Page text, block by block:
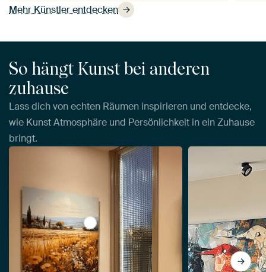
Mehr Künstler entdecken
So hängt Kunst bei anderen
zuhause
Lass dich von echten Räumen inspirieren und entdecke,
wie Kunst Atmosphäre und Persönlichkeit in ein Zuhause
bringt.
View Toskana von Imagine